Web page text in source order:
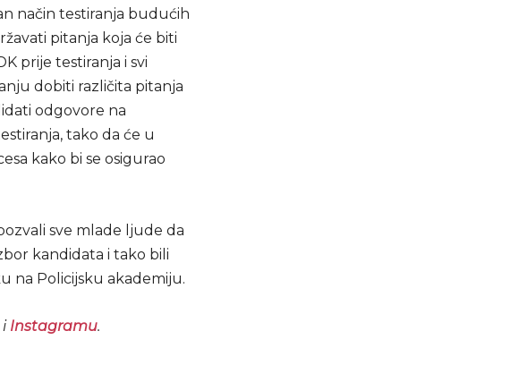
način testiranja budućih
pitanja koja će biti
prije testiranja i svi
dobiti različita pitanja
odgovore na
tako da će u
kako bi se osigurao
sve mlade ljude da
kandidata i tako bili
na Policijsku akademiju.
Instagramu.